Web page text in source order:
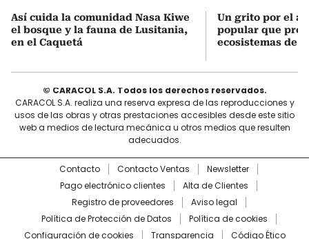
Así cuida la comunidad Nasa Kiwe
el bosque y la fauna de Lusitania,
en el Caquetá
Un grito por el
popular que
ecosistemas de
© CARACOL S.A. Todos los derechos reservados.
CARACOL S.A. realiza una reserva expresa de las reproducciones y
usos de las obras y otras prestaciones accesibles desde este sitio
web a medios de lectura mecánica u otros medios que resulten
adecuados.
Contacto Contacto Ventas
Newsletter
Pago electrónico clientes
Alta de Clientes
Registro de proveedores
Aviso legal
Política de Protección de Datos
Política de cookies
Configuración de cookies
Transparencia Código Ético